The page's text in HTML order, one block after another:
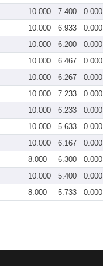
10.000 7.400 0.000
10.000 6.933 0.000
10.000 6.200 0.000
10.000 6.467 0.000
10.000 6.267 0.000
10.000 7.233 0.000
10.000 6.233 0.000
10.000 5.633 0.000
10.000 6.167 0.000
8.000 6.300 0.000
10.000 5.400 0.000
8.000 5.733 0.000